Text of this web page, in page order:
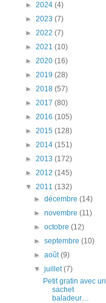
► 2024 (4)
► 2023 (7)
► 2022 (7)
► 2021 (10)
► 2020 (16)
► 2019 (28)
► 2018 (57)
► 2017 (80)
► 2016 (105)
► 2015 (128)
► 2014 (151)
► 2013 (172)
► 2012 (145)
▼ 2011 (132)
►décembre(14)
►novembre(11)
►octobre(12)
►septembre(10)
►août(9)
▼juillet(7)
Petit gratin avec un
sachet
baladeur…